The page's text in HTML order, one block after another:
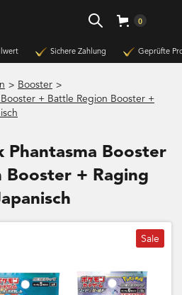
0
Sichere Zahlung Geprüfte
> Booster >
+ Battle Region Booster +
Phantasma Booster
Booster + Raging
Sale